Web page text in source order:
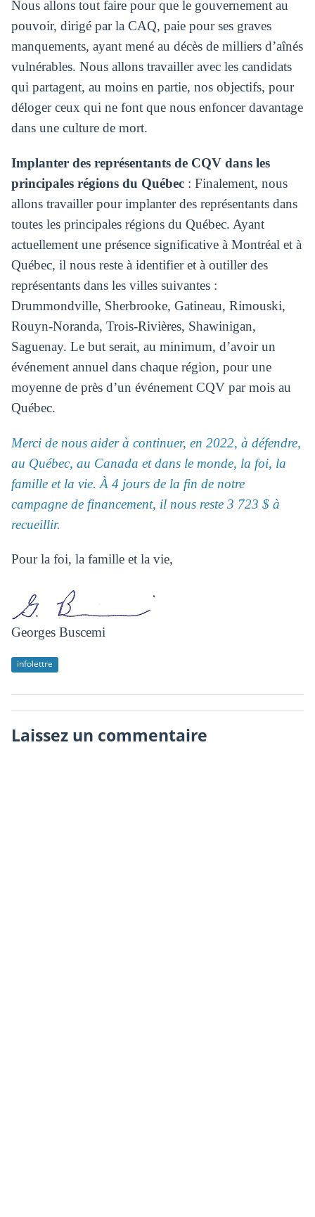
Nous allons tout faire pour que le gouvernement au
pouvoir, dirigé par la CAQ, paie pour ses graves
manquements, ayant mené au décès de milliers d’aînés
vulnérables. Nous allons travailler avec les candidats
qui partagent, au moins en partie, nos objectifs, pour
déloger ceux qui ne font que nous enfoncer davantage
dans une culture de mort.
Implanter des représentants de CQV dans les
principales régions du Québec: Finalement, nous
allons travailler pour implanter des représentants dans
toutes les principales régions du Québec. Ayant
actuellement une présence significative à Montréal et à
Québec, il nous reste à identifier et à outiller des
représentants dans les villes suivantes :
Drummondville, Sherbrooke, Gatineau, Rimouski,
Rouyn-Noranda, Trois-Rivières, Shawinigan,
Saguenay. Le but serait, au minimum, d’avoir un
événement annuel dans chaque région, pour une
moyenne de près d’un événement CQV par mois au
Québec.
Merci de nous aider à continuer, en 2022, à défendre,
au Québec, au Canada et dans le monde, la foi, la
famille et la vie. À 4 jours de la fin de notre
campagne de financement, il nous reste 3 723 $ à
recueillir.
Pour la foi, la famille et la vie,
Georges Buscemi
infolettre
Laissez un commentaire